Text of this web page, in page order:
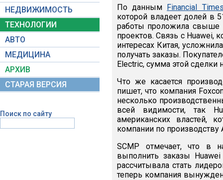
НЕДВИЖИМОСТЬ
ТЕХНОЛОГИИ
АВТО
МЕДИЦИНА
АРХИВ
СТАРАЯ ВЕРСИЯ
Поиск по сайту
По данным Financial
которой владеет долей в
работы проложила свыше
проектов. Связь с Huawei,
интересах Китая,
получать заказы.
Electric, сумма этой сделки
Что же касается
пишет, что компания
несколько
всей видимости, так
американских властей,
компании по производству
SCMP отмечает, что в
выполнить заказы
рассчитывала стать
теперь компания